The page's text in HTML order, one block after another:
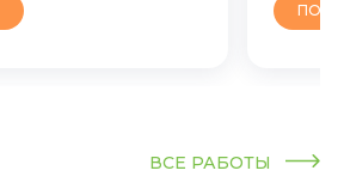
ВСЕ РАБОТЫ